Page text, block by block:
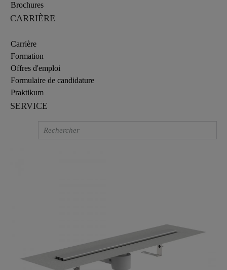
Brochures
CARRIÈRE
Carrière
Formation
Offres d'emploi
Formulaire de candidature
Praktikum
SERVICE